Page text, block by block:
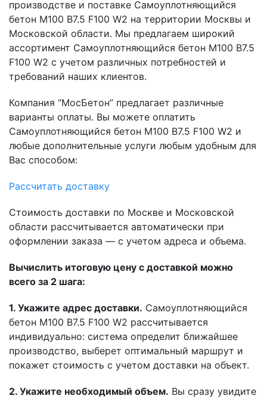
производстве и поставке Самоуплотняющийся
бетон М100 B7.5 F100 W2 на территории Москвы и
Московской области. Мы предлагаем широкий
ассортимент Самоуплотняющийся бетон М100 B7.5
F100 W2 с учетом различных потребностей и
требований наших клиентов.
Компания “МосБетон” предлагает различные
варианты оплаты. Вы можете оплатить
Самоуплотняющийся бетон М100 B7.5 F100 W2 и
любые дополнительные услуги любым удобным для
Вас способом:
Рассчитать доставку
Стоимость доставки по Москве и Московской
области рассчитывается автоматически при
оформлении заказа — с учетом адреса и объема.
Вычислить итоговую цену с доставкой можно
всего за 2 шага:
1. Укажите адрес доставки. Самоуплотняющийся
бетон М100 B7.5 F100 W2 рассчитывается
индивидуально: система определит ближайшее
производство, выберет оптимальный маршрут и
покажет стоимость с учетом доставки на объект.
2. Укажите необходимый объем. Вы сразу увидите